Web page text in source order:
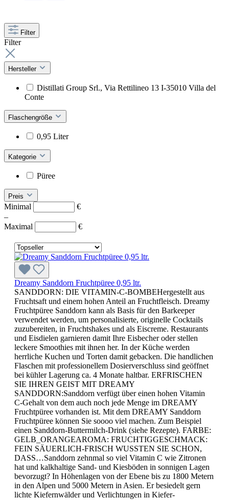
Filter
Filter
Hersteller
Distillati Group Srl., Via Rettilineo 13 I-35010 Villa del
Conte
Flaschengröße
0,95 Liter
Kategorie
Püree
Preis
Minimal
€
–
Maximal
€
Dreamy Sanddorn Fruchtpüree 0,95 ltr.
SANDDORN: DIE VITAMIN-C-BOMBEHergestellt aus
Fruchtsaft und einem hohen Anteil an Fruchtfleisch. Dreamy
Fruchtpüree Sanddorn kann als Basis für den Barkeeper
verwendet werden, um personalisierte, originelle Cocktails
zuzubereiten, in Fruchtshakes und als Eiscreme. Restaurants
und Eisdielen garnieren damit Ihre Eisbecher oder stellen
leckere Smoothies mit ihnen her. In der Küche werden
herrliche Kuchen und Torten damit gebacken. Die handlichen
Flaschen mit professionellem Dosierverschluss sind geöffnet
bei kühler Lagerung ca. 4 Monate haltbar. ERFRISCHEN
SIE IHREN GEIST MIT DREAMY
SANDDORN:Sanddorn verfügt über einen hohen Vitamin
C-Gehalt von dem auch noch jede Menge im DREAMY
Fruchtpüree vorhanden ist. Mit dem DREAMY Sanddorn
Fruchtpüree können Sie soooo viel machen. Zum Beispiel
einen Sanddorn-Buttermilch-Drink (siehe Rezepte). FARBE:
GELB_ORANGEAROMA: FRUCHTIGGESCHMACK:
FEIN SÄUERLICH-FRISCH WUSSTEN SIE SCHON,
DASS…Sanddorn zehnmal so viel Vitamin C wie Zitronen
hat und kalkhaltige Sand- und Kiesböden in sonnigen Lagen
bevorzugt? In Höhenlagen von der Ebene bis zu 1800 Metern
in den Alpen und 5000 Metern in Asien. Er besiedelt gern
lichte Kiefernwälder und Verlichtungen in Kiefer-